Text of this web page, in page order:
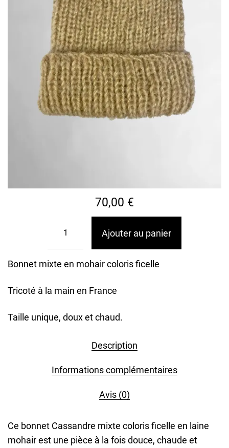
70,00 €
Bonnet mixte en mohair coloris ficelle
Tricoté à la main en France
Taille unique, doux et chaud.
Ajouter au panier
Description
Informations complémentaires
Avis (0)
Ce bonnet Cassandre mixte coloris ficelle en laine
mohair est une pièce à la fois douce, chaude et